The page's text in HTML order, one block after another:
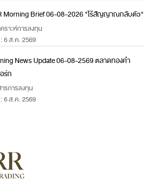
Morning Brief 06-08-2026 "ไร้สัญญาณกลับตัว"
ราะห์การลงทุน
6 ส.ค. 2569
News Update 06-08-2569 ตลาดทองคำ
ร์ก
รการลงทุน
6 ส.ค. 2569